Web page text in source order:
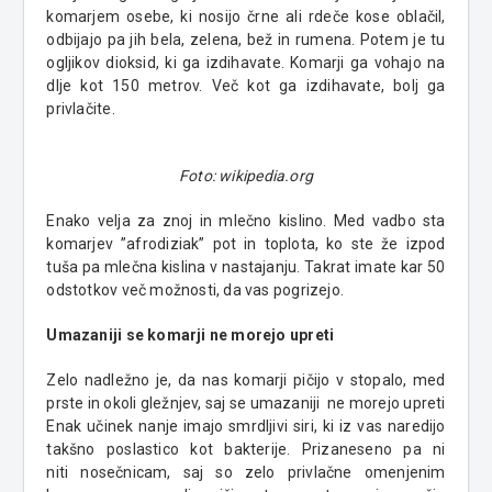
komarjem osebe, ki nosijo črne ali rdeče kose oblačil,
odbijajo pa jih bela, zelena, bež in rumena. Potem je tu
ogljikov dioksid, ki ga izdihavate. Komarji ga vohajo na
dlje kot 150 metrov. Več kot ga izdihavate, bolj ga
privlačite.
Foto: wikipedia.org
Enako velja za znoj in mlečno kislino. Med vadbo sta
komarjev ”afrodiziak” pot in toplota, ko ste že izpod
tuša pa mlečna kislina v nastajanju. Takrat imate kar 50
odstotkov več možnosti, da vas pogrizejo.
Umazaniji se komarji ne morejo upreti
Zelo nadležno je, da nas komarji pičijo v stopalo, med
prste in okoli gležnjev, saj se umazaniji ne morejo upreti
Enak učinek nanje imajo smrdljivi siri, ki iz vas naredijo
takšno poslastico kot bakterije. Prizaneseno pa ni
niti nosečnicam, saj so zelo privlačne omenjenim